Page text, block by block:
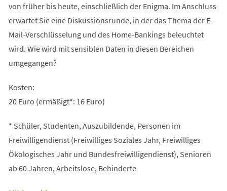
von früher bis heute, einschließlich der Enigma. Im Anschluss
erwartet Sie eine Diskussionsrunde, in der das Thema der E-
Mail-Verschlüsselung und des Home-Bankings beleuchtet
wird. Wie wird mit sensiblen Daten in diesen Bereichen
umgegangen?
Kosten:
20 Euro (ermäßigt*: 16 Euro)
* Schüler, Studenten, Auszubildende, Personen im
Freiwilligendienst (Freiwilliges Soziales Jahr, Freiwilliges
Ökologisches Jahr und Bundesfreiwilligendienst), Senioren
ab 60 Jahren, Arbeitslose, Behinderte